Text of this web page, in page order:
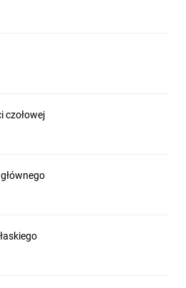
czołowej